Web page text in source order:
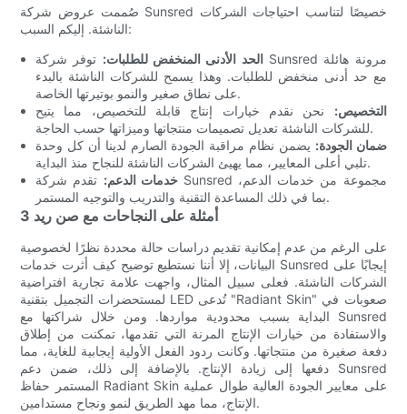
صُممت عروض شركة Sunsred خصيصًا لتناسب احتياجات الشركات
الناشئة. إليكم السبب:
الحد الأدنى المنخفض للطلبات: توفر شركة Sunsred مرونة هائلة
مع حد أدنى منخفض للطلبات. وهذا يسمح للشركات الناشئة بالبدء
على نطاق صغير والنمو بوتيرتها الخاصة.
التخصيص: نحن نقدم خيارات إنتاج قابلة للتخصيص، مما يتيح
للشركات الناشئة تعديل تصميمات منتجاتها وميزاتها حسب الحاجة.
ضمان الجودة: يضمن نظام مراقبة الجودة الصارم لدينا أن كل وحدة
تلبي أعلى المعايير، مما يهيئ الشركات الناشئة للنجاح منذ البداية.
خدمات الدعم: تقدم شركة Sunsred مجموعة من خدمات الدعم،
بما في ذلك المساعدة التقنية والتدريب والتوجيه المستمر.
3 أمثلة على النجاحات مع صن ريد
على الرغم من عدم إمكانية تقديم دراسات حالة محددة نظرًا لخصوصية
البيانات، إلا أننا نستطيع توضيح كيف أثرت خدمات Sunsred إيجابًا على
الشركات الناشئة. فعلى سبيل المثال، واجهت علامة تجارية افتراضية
لمستحضرات التجميل بتقنية LED تُدعى "Radiant Skin" صعوبات في
البداية بسبب محدودية مواردها. ومن خلال شراكتها مع Sunsred
والاستفادة من خيارات الإنتاج المرنة التي تقدمها، تمكنت من إطلاق
دفعة صغيرة من منتجاتها. وكانت ردود الفعل الأولية إيجابية للغاية، مما
دفعها إلى زيادة الإنتاج. بالإضافة إلى ذلك، ضمن دعم Sunsred
المستمر حفاظ Radiant Skin على معايير الجودة العالية طوال عملية
الإنتاج، مما مهد الطريق لنمو ونجاح مستدامين.